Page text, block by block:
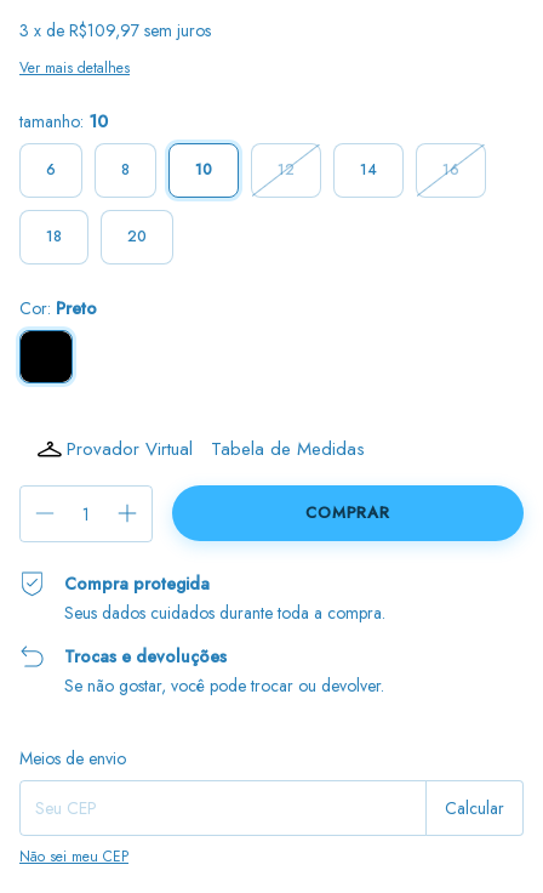
3 x de R$109,97 sem juros
Ver mais detalhes
tamanho: 10
6 8 10 12 14 16
18 20
Cor: Preto
Provador Virtual Tabela de Medidas
Compra protegida
Seus dados cuidados durante toda a compra.
Trocas e devoluções
Se não gostar, você pode trocar ou devolver.
Entregas para o CEP:
Meios de envio
Calcular
Não sei meu CEP